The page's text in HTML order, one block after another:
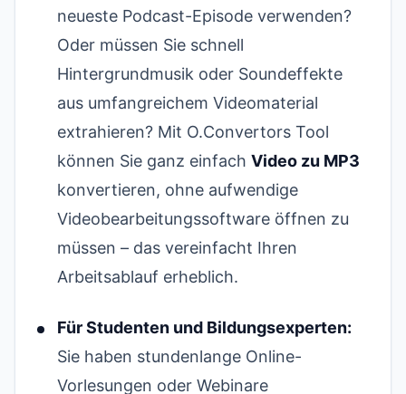
neueste Podcast-Episode verwenden?
Oder müssen Sie schnell
Hintergrundmusik oder Soundeffekte
aus umfangreichem Videomaterial
extrahieren? Mit O.Convertors Tool
können Sie ganz einfach Video zu MP3
konvertieren, ohne aufwendige
Videobearbeitungssoftware öffnen zu
müssen – das vereinfacht Ihren
Arbeitsablauf erheblich.
Für Studenten und Bildungsexperten:
Sie haben stundenlange Online-
Vorlesungen oder Webinare